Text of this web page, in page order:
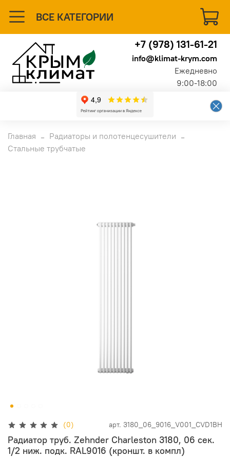
ВСЕ КАТЕГОРИИ
+7 (978) 131-61-21
info@klimat-krym.com
Ежедневно
9:00-18:00
Главная
Радиаторы и полотенцесушители
Стальные трубчатые
(0) арт. 3180_06_9016_V001_CVD1BH
Радиатор труб. Zehnder Charleston 3180, 06 сек.
1/2 ниж. подк. RAL9016 (кроншт. в компл)